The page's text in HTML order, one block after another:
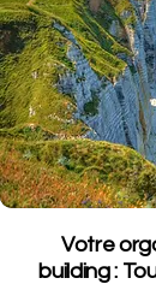
Votre
building :